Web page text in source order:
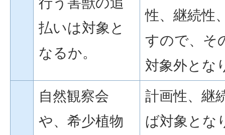
払いは対象と
なるか。
性、継続性
すので、そ
対象外とな
自然観察会
や、希少植物
計画性、継
ば対象とな